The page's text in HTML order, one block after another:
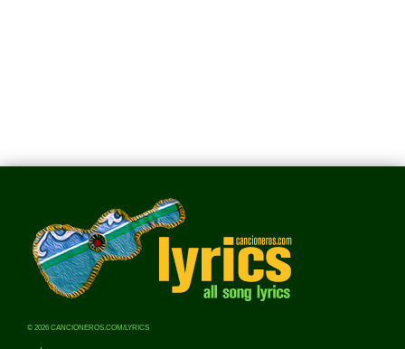
© 2026 CANCIONEROS.COM/LYRICS